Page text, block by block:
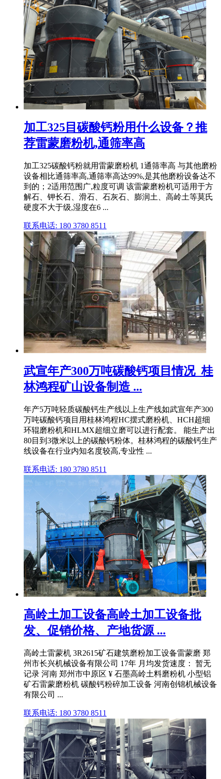
加工325目碳酸钙粉用什么设备？推
荐雷蒙磨粉机,通筛率高
加工325碳酸钙粉就用雷蒙磨粉机 1通筛率高 与其他磨粉
设备相比通筛率高,通筛率高达99%,是其他磨粉设备达不
到的；2适用范围广,粒度可调 该雷蒙磨粉机可适用于方
解石、钾长石、滑石、石灰石、膨润土、高岭土等莫氏
硬度不大于级,湿度在6 ...
联系电话: 180 3780 8511
武宣年产300万吨碳酸钙项目情况_桂
林鸿程矿山设备制造 ...
年产5万吨轻质碳酸钙生产线以上生产线如武宣年产300
万吨碳酸钙项目用桂林鸿程HC摆式磨粉机、HCH超细
环辊磨粉机和HLMX超细立磨可以进行配套。 能生产出
80目到3微米以上的碳酸钙粉体。桂林鸿程的碳酸钙生产
线设备在行业内知名度较高,专业性 ...
联系电话: 180 3780 8511
高岭土加工设备高岭土加工设备批
发、促销价格、产地货源 ...
高岭土雷蒙机 3R2615矿石建筑磨粉加工设备雷蒙磨 郑
州市长兴机械设备有限公司 17年 月均发货速度： 暂无
记录 河南 郑州市中原区 ¥ 石墨高岭土料磨粉机 小型铝
矿石雷蒙磨粉机 碳酸钙粉碎加工设备 河南创锦机械设备
有限公司 ...
联系电话: 180 3780 8511